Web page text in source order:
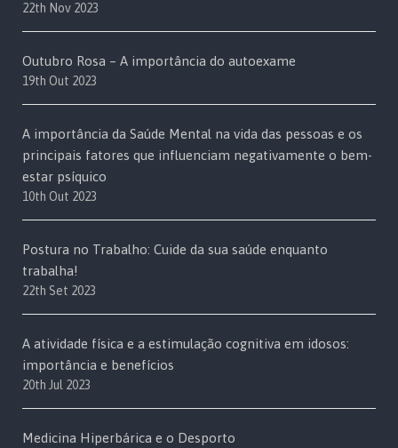
22th Nov 2023
Outubro Rosa – A importância do autoexame
19th Out 2023
A importância da Saúde Mental na vida das pessoas e os
principais fatores que influenciam negativamente o bem-
estar psíquico
10th Out 2023
Postura no Trabalho: Cuide da sua saúde enquanto
trabalha!
22th Set 2023
A atividade física e a estimulação cognitiva em idosos:
importância e benefícios
20th Jul 2023
Medicina Hiperbárica e o Desporto